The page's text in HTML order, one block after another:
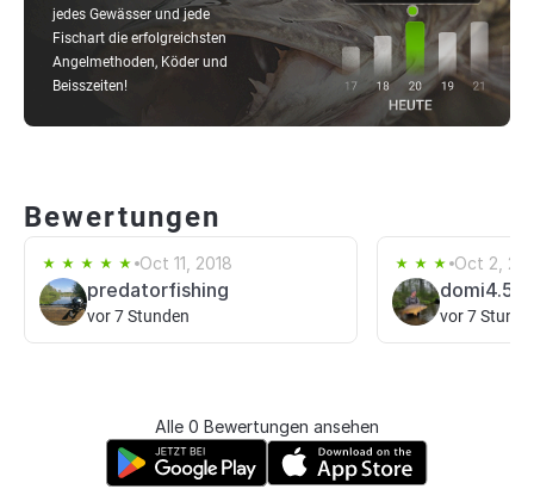
jedes Gewässer und jede
Fischart die erfolgreichsten
Angelmethoden, Köder und
Beisszeiten!
Bewertungen
Oct 11, 2018
predatorfishing
vor 7 Stunden
Oct 2,
domi4.5
vor 7
Alle 0 Bewertungen ansehen